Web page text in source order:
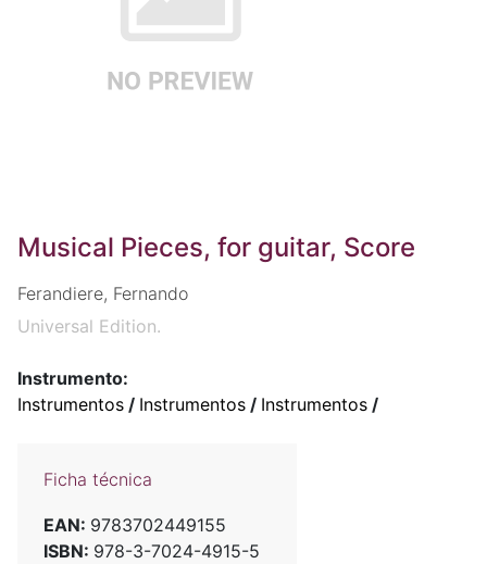
Musical Pieces, for guitar, Score
Ferandiere, Fernando
Universal Edition.
Instrumento:
Instrumentos / Instrumentos / Instrumentos /
Ficha técnica
EAN: 9783702449155
ISBN: 978-3-7024-4915-5